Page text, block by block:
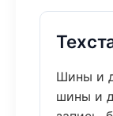
Шины и
шины и